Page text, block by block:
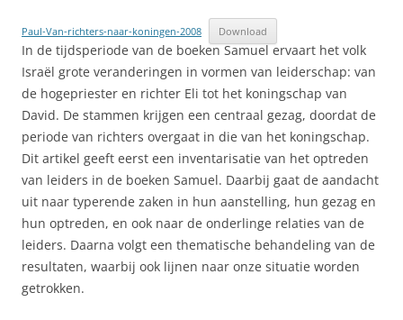
Paul-Van-richters-naar-koningen-2008 Download
In de tijdsperiode van de boeken Samuel ervaart het volk
Israël grote veranderingen in vormen van leiderschap: van
de hogepriester en richter Eli tot het koningschap van
David. De stammen krijgen een centraal gezag, doordat de
periode van richters overgaat in die van het koningschap.
Dit artikel geeft eerst een inventarisatie van het optreden
van leiders in de boeken Samuel. Daarbij gaat de aandacht
uit naar typerende zaken in hun aanstelling, hun gezag en
hun optreden, en ook naar de onderlinge relaties van de
leiders. Daarna volgt een thematische behandeling van de
resultaten, waarbij ook lijnen naar onze situatie worden
getrokken.